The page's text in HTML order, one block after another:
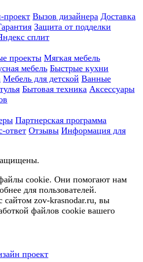
проект Вызов дизайнера Доставка
Защита от подделки
сплит
проекты Мягкая мебель
мебель Быстрые кухни
Мебель для детской Ванные
Бытовая техника Аксессуары
Партнерская программа
ответ Отзывы Информация для
cookie. Они помогают нам
для пользователей.
сайтом zov-krasnodar.ru, вы
файлов cookie вашего
проект